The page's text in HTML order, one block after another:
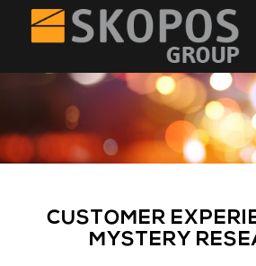
CUSTOMER
MYSTERY